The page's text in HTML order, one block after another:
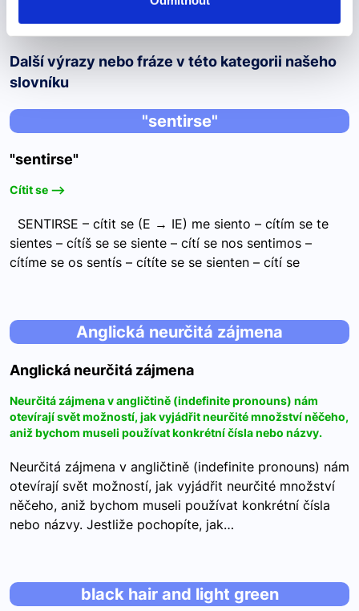
Další výrazy nebo fráze v této kategorii našeho
slovníku
"sentirse"
"sentirse"
Cítit se -->
SENTIRSE – cítit se (E → IE) me siento – cítím se te
sientes – cítíš se se siente – cítí se nos sentimos –
cítíme se os sentís – cítíte se se sienten – cítí se
Anglická neurčitá zájmena
Anglická neurčitá zájmena
Neurčitá zájmena v angličtině (indefinite pronouns) nám
otevírají svět možností, jak vyjádřit neurčité množství něčeho,
aniž bychom museli používat konkrétní čísla nebo názvy.
Neurčitá zájmena v angličtině (indefinite pronouns) nám
otevírají svět možností, jak vyjádřit neurčité množství
něčeho, aniž bychom museli používat konkrétní čísla
nebo názvy. Jestliže pochopíte, jak…
black hair and light green